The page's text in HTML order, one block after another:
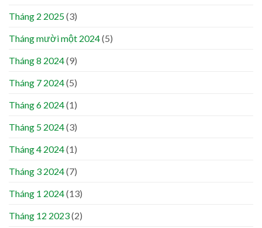
Tháng 2 2025(3)
Tháng mười một 2024(5)
Tháng 8 2024(9)
Tháng 7 2024(5)
Tháng 6 2024(1)
Tháng 5 2024(3)
Tháng 4 2024(1)
Tháng 3 2024(7)
Tháng 1 2024(13)
Tháng 12 2023(2)